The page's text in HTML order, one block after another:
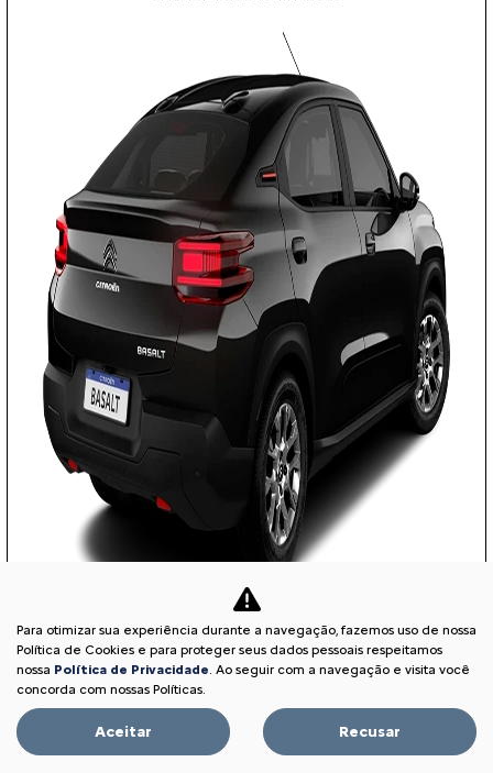
COM SEU USADO NA TROCA
PESSOA FÍSICA
Para otimizar sua experiência durante a navegação, fazemos uso de nossa
Política de Cookies e para proteger seus dados pessoais respeitamos
nossa Política de Privacidade. Ao seguir com a navegação e visita você
concorda com nossas Políticas.
Aceitar Recusar